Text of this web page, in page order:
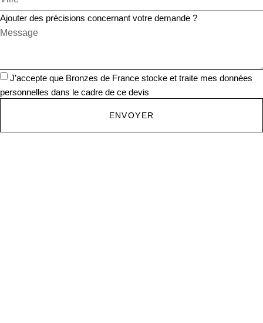
Ajouter des précisions concernant votre demande ?
J’accepte que Bronzes de France stocke et traite mes données
personnelles dans le cadre de ce devis
ENVOYER